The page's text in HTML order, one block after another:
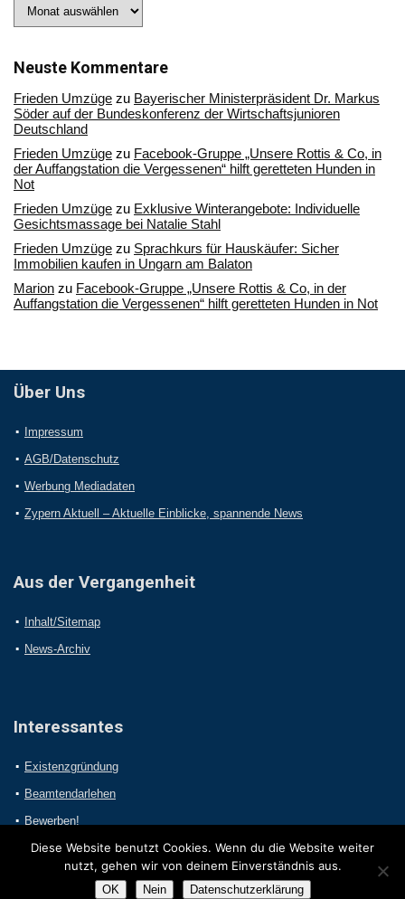
Sie
Archiv
Neuste Kommentare
Frieden Umzüge zu Bayerischer Ministerpräsident Dr. Markus
Söder auf der Bundeskonferenz der Wirtschaftsjunioren
Deutschland
Frieden Umzüge zu Facebook-Gruppe „Unsere Rottis & Co, in
der Auffangstation die Vergessenen“ hilft geretteten Hunden in
Not
Frieden Umzüge zu Exklusive Winterangebote: Individuelle
Gesichtsmassage bei Natalie Stahl
Frieden Umzüge zu Sprachkurs für Hauskäufer: Sicher
Immobilien kaufen in Ungarn am Balaton
Marion zu Facebook-Gruppe „Unsere Rottis & Co, in der
Auffangstation die Vergessenen“ hilft geretteten Hunden in Not
Über Uns
Impressum
AGB/Datenschutz
Werbung Mediadaten
Zypern Aktuell – Aktuelle Einblicke, spannende News
Aus der Vergangenheit
Inhalt/Sitemap
News-Archiv
Interessantes
Existenzgründung
Beamtendarlehen
Bewerben!
2017 Online-Presseportal.com. Alle Rechte vorbehalten.
Diese Website benutzt Cookies. Wenn du die Website weiter
nutzt, gehen wir von deinem Einverständnis aus.
OK Nein Datenschutzerklärung